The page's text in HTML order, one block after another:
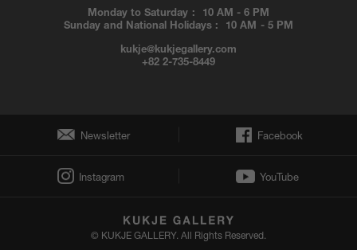
Monday to Saturday : 10 AM -6 PM
Sunday and National Holidays : 10 AM -5 PM
kukje@kukjegallery.com
+82 2-735-8449
Newsletter Facebook
Instagram YouTube
© KUKJE GALLERY. All Rights Reserved.